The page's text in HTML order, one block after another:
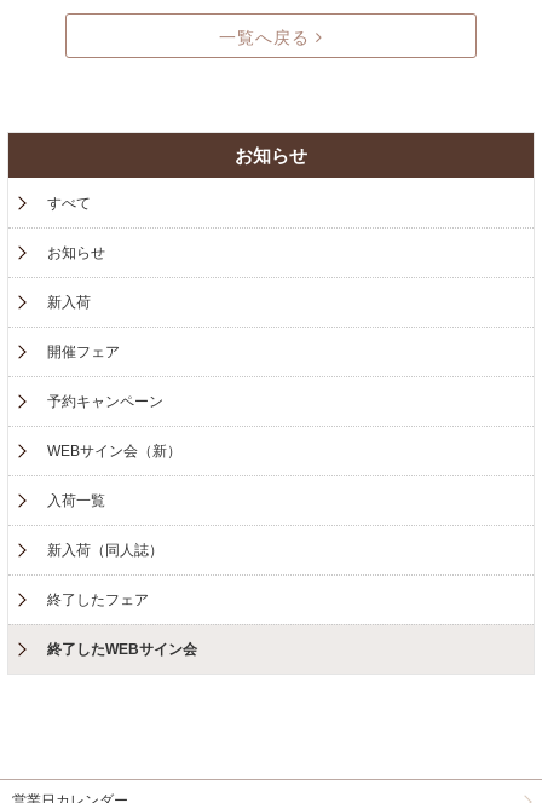
一覧へ戻る
お知らせ
すべて
お知らせ
新入荷
開催フェア
予約キャンペーン
WEBサイン会（新）
入荷一覧
新入荷（同人誌）
終了したフェア
終了したWEBサイン会